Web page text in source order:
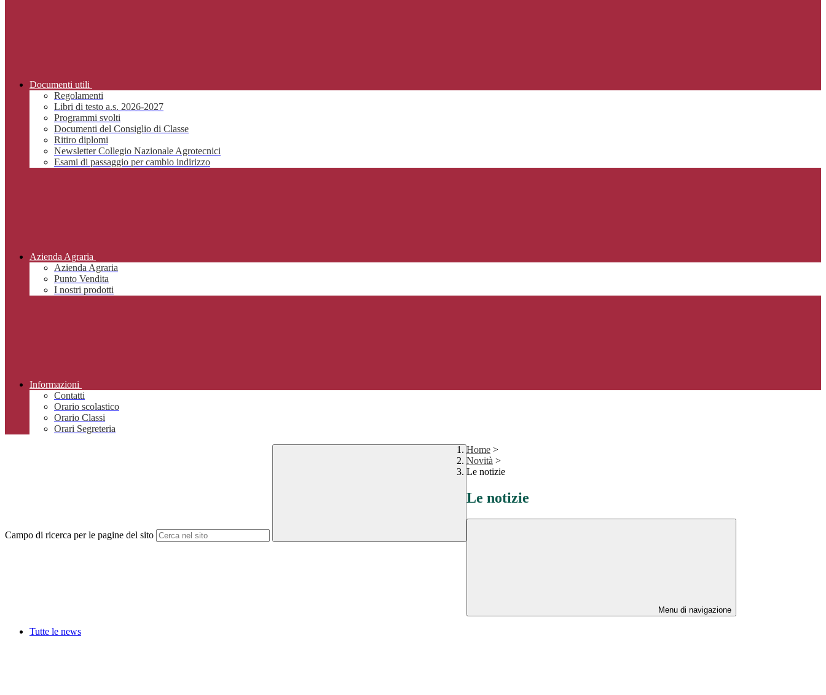
Documenti utili
Regolamenti
Libri di testo a.s. 2026-2027
Programmi svolti
Documenti del Consiglio di Classe
Ritiro diplomi
Newsletter Collegio Nazionale Agrotecnici
Esami di passaggio per cambio indirizzo
Azienda Agraria
Azienda Agraria
Punto Vendita
I nostri prodotti
Informazioni
Contatti
Orario scolastico
Orario Classi
Orari Segreteria
Campo di ricerca per le pagine del sito
Home >
Novità >
Le notizie
Le notizie
Menu di navigazione
Tutte le news